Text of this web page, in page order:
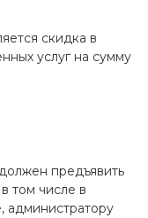
скидка в
услуг на сумму
предъявить
том числе в
администратору